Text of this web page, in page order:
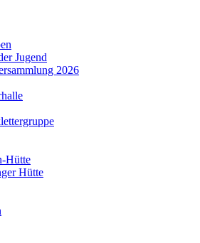
Jugend
2026
Hütte
Hütte